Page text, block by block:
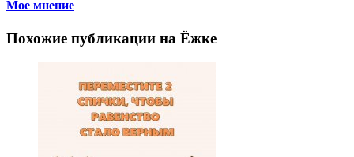
Мое мнение
Похожие публикации на Ёжке